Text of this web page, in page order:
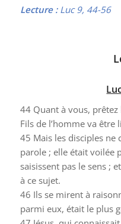
Lecture : Luc 9, 44-56
44Quant à vous, prêtez
Fils de l’homme va être
45 Mais les disciples ne
parole ; elle était voilée
saisissent pas le sens ;
à ce sujet.
46 Ils se mirent à
parmi eux, était le plus